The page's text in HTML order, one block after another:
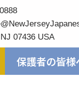
07436 USA
保護者の皆様